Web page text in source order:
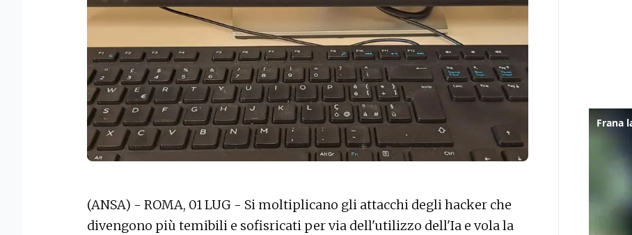
(ANSA) - ROMA, 01 LUG - Si moltiplicano gli attacchi degli hacker che
divengono più temibili e sofisricati per via dell'utilizzo dell'Ia e vola la